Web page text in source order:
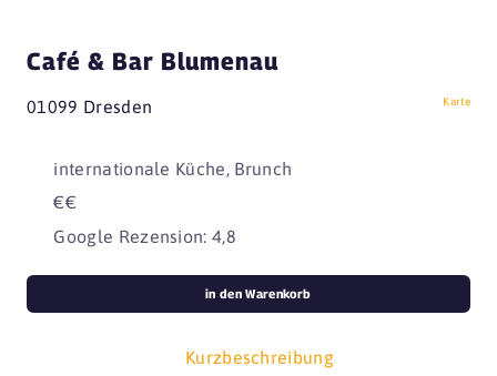
Café & Bar Blumenau
01099 Dresden Karte
internationale Küche, Brunch
€€
Google Rezension: 4,8
Kurzbeschreibung
in den Warenkorb